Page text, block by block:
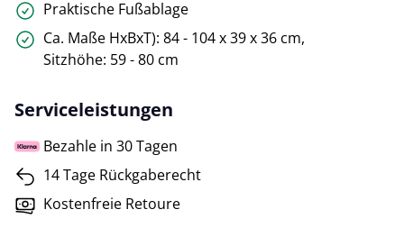
Praktische Fußablage
Ca. Maße HxBxT): 84 - 104 x 39 x 36 cm,
Sitzhöhe: 59 - 80 cm
Serviceleistungen
Bezahle in 30 Tagen
14 Tage Rückgaberecht
Kostenfreie Retoure